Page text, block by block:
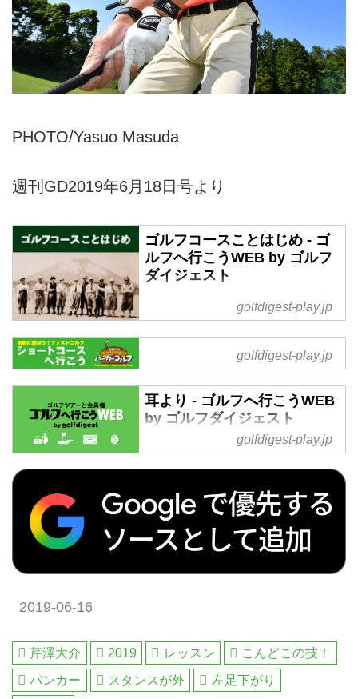
PHOTO/Yasuo Masuda
週刊GD2019年6月18日号より
ゴルフコースことはじめ - ゴ
ルフへ行こうWEB by ゴルフ
ダイジェスト
ゴルフコースことはじめ の記事
一覧 - 沖縄から北海道まで全国の
国内ゴルフ旅行、ハワイ・北南
米・英国・スコットランド・欧
州・タイ・マレーシアなど世界中
の海外ゴルフ旅行をご案内。ゴル
フ場会員権の売買、ゴルフダイジ
ェストだけのお得なメンバーシッ
プ情報。初心者・アベレージから
上級者も楽しめる厳選ゴルフ特集
ゴルフダイジェストの公式総合サ
イト・ゴルフへ行こうWEB by ゴ
ルフダイジェスト
golfdigest-play.jp
ショートコース - ゴルフへ行
こうWEB by ゴルフダイジェ
スト
ショートコース の記事一覧 - 沖縄
から北海道まで全国の国内ゴルフ
旅行、ハワイ・北南米・英国・ス
コットランド・欧州・タイ・マレ
行をご案内。ゴルフ場会員権の売
買、ゴルフダイジェストだけのお
得なメンバーシップ情報。初心
める厳選ゴルフ特集を毎日配信。
スト
golfdigest-play.jp
耳より - ゴルフへ行こうWEB
by ゴルフダイジェスト
耳より の記事一覧 - 沖縄から北海
ンド・欧州・タイ・マレーシアな
ど世界中の海外ゴルフ旅行をご案
内。ゴルフ場会員権の売買、ゴル
フダイジェストだけのお得なメン
バーシップ情報。初心者・アベレ
式総合サイト・ゴルフへ行こう
WEB by ゴルフダイジェスト
golfdigest-play.jp
2019-06-16
芹澤大介 2019 レッスン
こんどこの技！
バンカー
スタンスが外
左足下がり